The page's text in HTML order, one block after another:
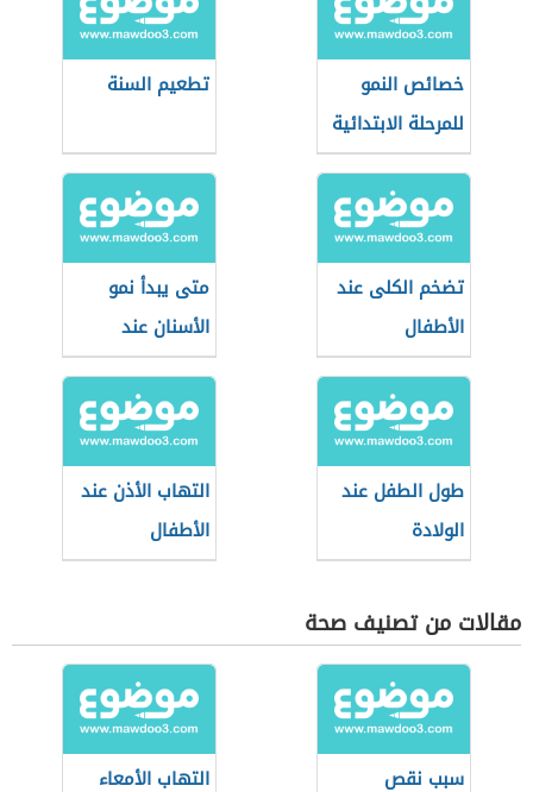
خصائص النمو
للمرحلة الابتدائية
تطعيم السنة
تضخم الكلى عند
الأطفال
متى يبدأ نمو
الأسنان عند
الأطفال
طول الطفل عند
الولادة
التهاب الأذن عند
الأطفال
مقالات من تصنيف صحة
سبب نقص
التهاب الأمعاء